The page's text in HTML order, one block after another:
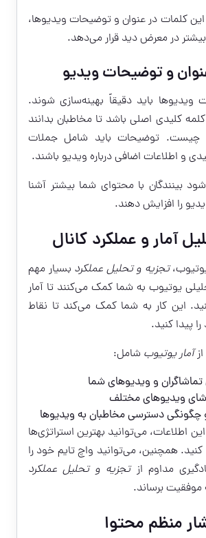
کلمات در عنوان و توضیحات ویدیوها،
در معرض دید قرار می‌دهد.
و توضیحات ویدیو
ویدیوها باید دقیقاً بهینه‌سازی شوند.
کلیدی اصلی باشد تا مخاطبان بدانند
چیست. توضیحات باید شامل جملات
و اطلاعات اضافی درباره ویدیو باشند.
بینندگان با محتوای شما بیشتر آشنا
را افزایش دهند.
آمار و عملکرد کانال
تجزیه و تحلیل عملکرد بسیار مهم
یوتیوب به شما کمک می‌کنند تا آمار
این کار به شما کمک می‌کند تا نقاط
پیدا کنید.
آمار یوتیوب شامل:
و ویدیوهای شما
ویدیوهای مختلف
چگونگی دسترسی مخاطبان به ویدیوها
اطلاعات، می‌توانید بهترین استراتژی‌ها
کنید. همچنین، می‌توانید واچ تایم خود را
مداوم ازتجزیه و تحلیل عملکرد
موفقیت برساند.
منظم محتوا